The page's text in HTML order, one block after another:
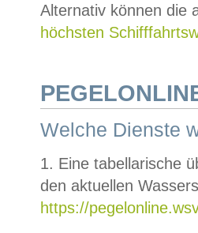
Alternativ können die
höchsten
Welche Dienste
1. Eine tabellarische
den aktuellen
https://